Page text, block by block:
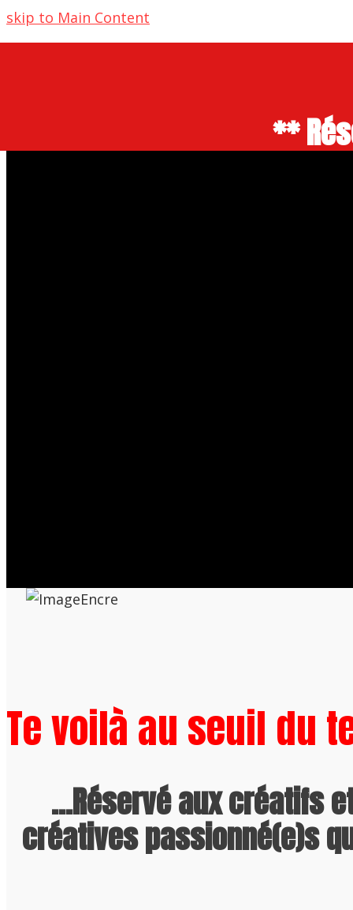
skip to Main Content
**
Te voilà au seuil du
…Réservé aux créatifs
créatives passionné(e)s